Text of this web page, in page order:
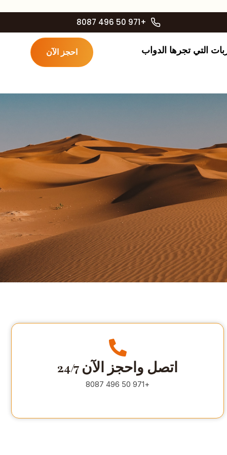
+971 50 496 8087
التي تجرها الدواب احجز الآن
اتصل واحجز الآن 24/7
+971 50 496 8087